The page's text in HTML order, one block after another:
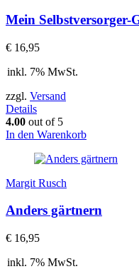
Mein
€ 16,95
inkl. 7% MwSt.
zzgl. Versand
Details
4.00 out of 5
In den Warenkorb
Margit Rusch
Anders gärtnern
€ 16,95
inkl. 7% MwSt.